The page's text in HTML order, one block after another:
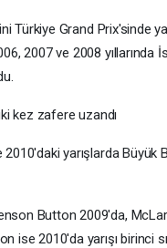
Türkiye Grand Prix'sinde
2007 ve 2008 yıllarında
kez zafere uzandı
yarışlarda Büyük
Button 2009'da,
ise 2010'da yarışı birinci